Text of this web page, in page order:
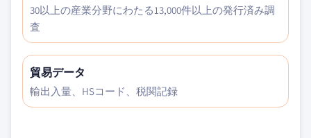
30以上の産業分野にわたる13,000件以上の発行済み調
査
貿易データ
輸出入量、HSコード、税関記録